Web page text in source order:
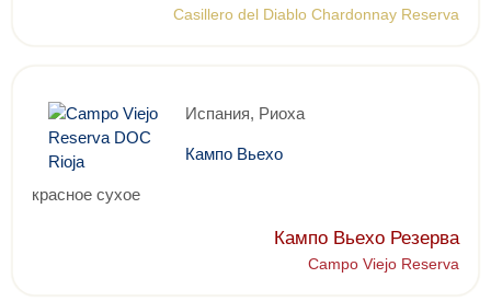
Casillero del Diablo Chardonnay Reserva
Испания, Риоха
Кампо Вьехо
красное сухое
Кампо Вьехо Резерва
Campo Viejo Reserva